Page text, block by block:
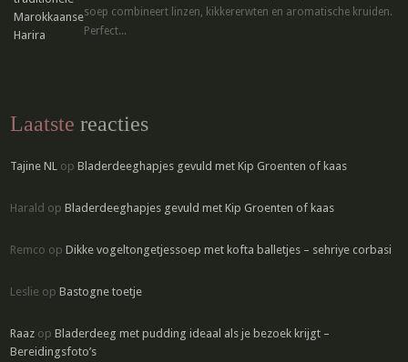
soep combineert linzen, kikkererwten en aromatische kruiden.
Perfect...
Laatste reacties
Tajine NL opBladerdeeghapjes gevuld met Kip Groenten of kaas
Harald opBladerdeeghapjes gevuld met Kip Groenten of kaas
Remco opDikke vogeltongetjessoep met kofta balletjes – sehriye corbasi
Leslie opBastogne toetje
Raaz opBladerdeeg met pudding ideaal als je bezoek krijgt –
Bereidingsfoto’s